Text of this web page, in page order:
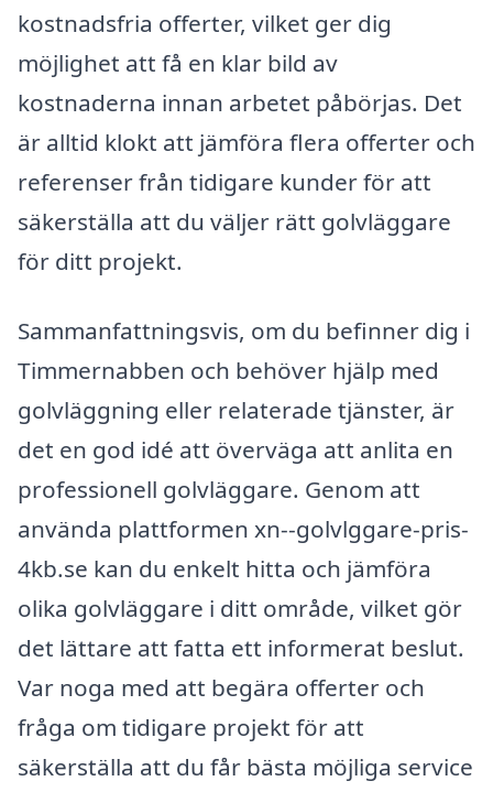
kostnadsfria offerter, vilket ger dig
möjlighet att få en klar bild av
kostnaderna innan arbetet påbörjas. Det
är alltid klokt att jämföra flera offerter och
referenser från tidigare kunder för att
säkerställa att du väljer rätt golvläggare
för ditt projekt.
Sammanfattningsvis, om du befinner dig i
Timmernabben och behöver hjälp med
golvläggning eller relaterade tjänster, är
det en god idé att överväga att anlita en
professionell golvläggare. Genom att
använda plattformen xn--golvlggare-pris-
4kb.se kan du enkelt hitta och jämföra
olika golvläggare i ditt område, vilket gör
det lättare att fatta ett informerat beslut.
Var noga med att begära offerter och
fråga om tidigare projekt för att
säkerställa att du får bästa möjliga service